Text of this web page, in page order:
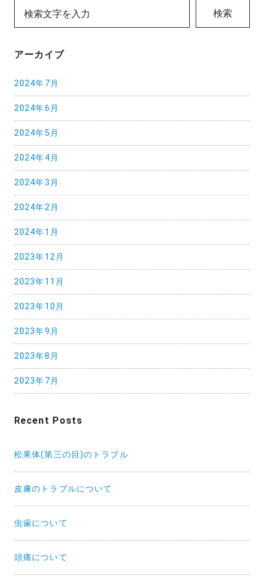
検索
アーカイブ
2024年7月
2024年6月
2024年5月
2024年4月
2024年3月
2024年2月
2024年1月
2023年12月
2023年11月
2023年10月
2023年9月
2023年8月
2023年7月
Recent Posts
松果体(第三の目)のトラブル
皮膚のトラブルについて
虫歯について
頭痛について